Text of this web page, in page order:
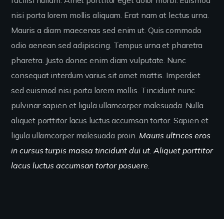
nisi porta lorem mollis aliquam. Erat nam at lectus urna.
Mauris a diam maecenas sed enim ut. Quis commodo
odio aenean sed adipiscing. Tempus urna et pharetra
pharetra. Justo donec enim diam vulputate. Nunc
consequat interdum varius sit amet mattis. Imperdiet
sed euismod nisi porta lorem mollis. Tincidunt nunc
pulvinar sapien et ligula ullamcorper malesuada. Nulla
aliquet porttitor lacus luctus accumsan tortor. Sapien et
ligula ullamcorper malesuada proin. Mauris ultrices eros
in cursus turpis massa tincidunt dui ut. Aliquet porttitor
lacus luctus accumsan tortor posuere.